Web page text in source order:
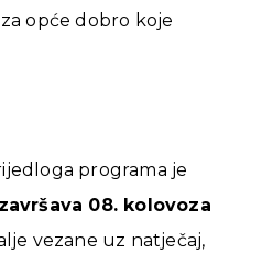
opće dobro koje
programa je
završava 08. kolovoza
vezane uz natječaj,